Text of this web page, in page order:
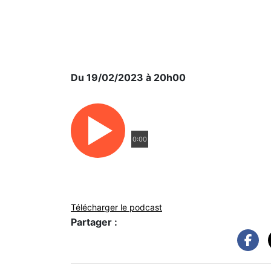
Du 19/02/2023 à 20h00
0:00
Télécharger le podcast
Partager :